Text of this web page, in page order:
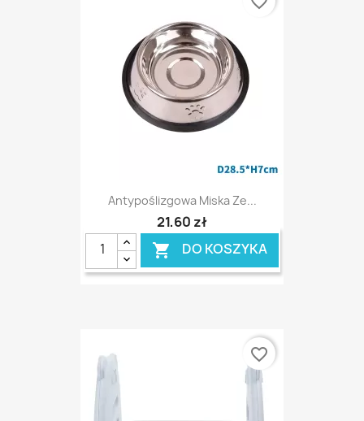
Antypoślizgowa Miska Ze...
21,60 zł
 DO KOSZYKA
favorite_border